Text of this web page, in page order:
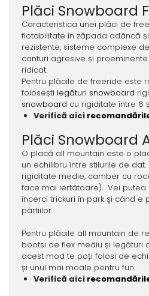
Plăci Snowboard
Caracteristica unei plăci de
flotabilitate în zăpada adâncă
rezistente, sisteme complexe
canturi agresive și
ridicat.
Pentru plăcile de freeride este
folosești legături snowboard
snowboard cu rigiditate între 6
Verifică aici
Plăci Snowboard
O placă all mountain este o
un echilibru între stilurile de
rigiditate medie, camber cu
face mai iertãtoare). Vei putea
încerci trickuri în park şi când e
pârtiilor.
Pentru plăcile all mountain de
bootsi de flex mediu și legături
acest mod te poți folosi de
și unul mai moale pentru fun.
Verifică aici